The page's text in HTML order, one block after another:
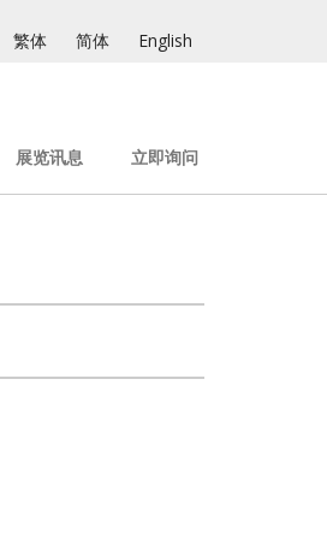
繁体 简体 English
展览讯息 立即询问